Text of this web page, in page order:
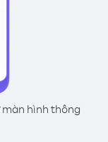
hình thông